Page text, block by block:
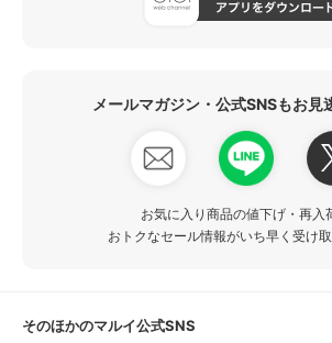
メールマガジン・公式SNSもお見
お気に入り商品の値下げ・再入
おトクなセール情報がいち早く受け取
そのほかのマルイ公式SNS